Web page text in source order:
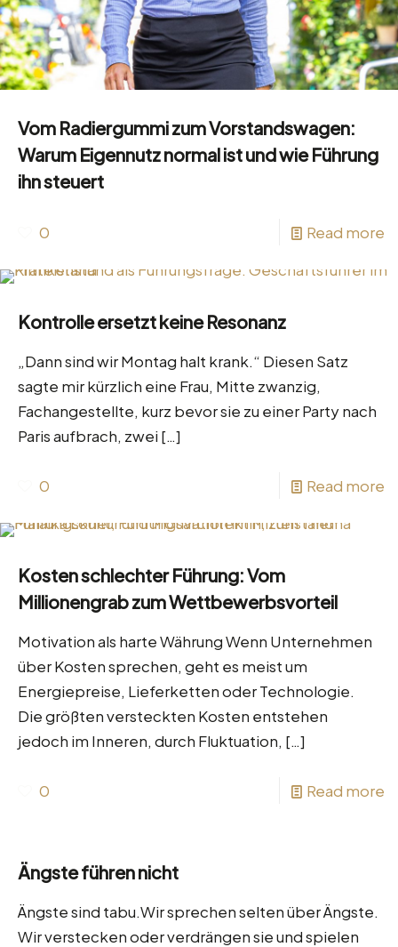
Vom Radiergummi zum Vorstandswagen:
Warum Eigennutz normal ist und wie Führung
ihn steuert
0 Read more
Kontrolle ersetzt keine Resonanz
„Dann sind wir Montag halt krank.“ Diesen Satz
sagte mir kürzlich eine Frau, Mitte zwanzig,
Fachangestellte, kurz bevor sie zu einer Party nach
Paris aufbrach, zwei […]
0 Read more
Kosten schlechter Führung: Vom
Millionengrab zum Wettbewerbsvorteil
Motivation als harte Währung Wenn Unternehmen
über Kosten sprechen, geht es meist um
Energiepreise, Lieferketten oder Technologie.
Die größten versteckten Kosten entstehen
jedoch im Inneren, durch Fluktuation, […]
0 Read more
Ängste führen nicht
Ängste sind tabu.Wir sprechen selten über Ängste.
Wir verstecken oder verdrängen sie und spielen